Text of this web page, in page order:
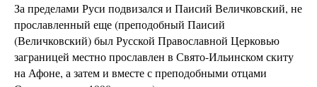
За пределами Руси подвизался и Паисий Величковский, не
прославленный еще (преподобный Паисий
(Величковский) был Русской Православной Церковью
заграницей местно прославлен в Свято-Ильинском скиту
на Афоне, а затем и вместе с преподобными отцами